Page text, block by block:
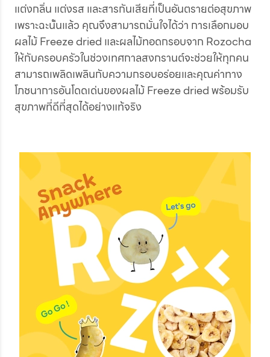
แต่งกลิ่น แต่งรส และสารกันเสียที่เป็นอันตรายต่อสุขภาพ
เพราะฉะนั้นแล้ว คุณจึงสามารถมั่นใจได้ว่า การเลือกมอบ
ผลไม้ Freeze dried และผลไม้ทอดกรอบจาก Rozocha
ให้กับครอบครัวในช่วงเทศกาลสงกรานต์จะช่วยให้ทุกคน
สามารถเพลิดเพลินกับความกรอบอร่อยและคุณค่าทาง
โภชนาการอันโดดเด่นของผลไม้ Freeze dried พร้อมรับ
สุขภาพที่ดีที่สุดได้อย่างแท้จริง